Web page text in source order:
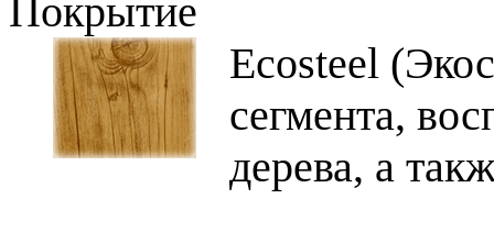
Покрытие
Ecosteel
сегмента,
дерева, а